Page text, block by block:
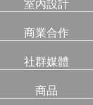
室內設計
商業合作
社群媒體
商品